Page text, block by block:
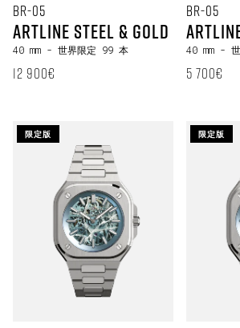
BR-05
Artline Steel & Gold
40 mm - 世界限定 99 本
定価
12 900€
BR-05
40 mm -
定価
5 700€
限定版 限定版